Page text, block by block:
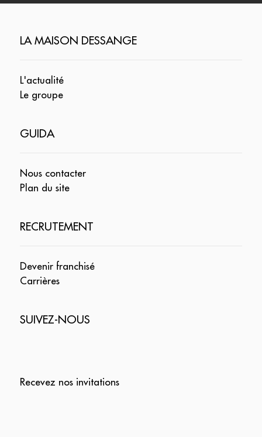
LA MAISON DESSANGE
L'actualité
Le groupe
GUIDA
Nous contacter
Plan du site
RECRUTEMENT
Devenir franchisé
Carrières
SUIVEZ-NOUS
Recevez nos invitations